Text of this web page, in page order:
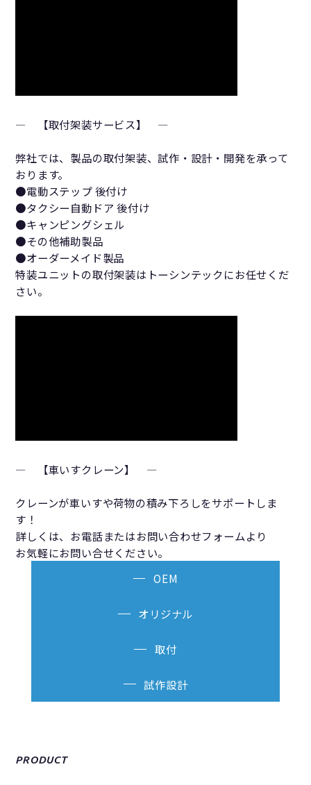
― 【取付架装サービス】 ―
弊社では、製品の取付架装、試作・設計・開発を承って
おります。
●電動ステップ 後付け
●タクシー自動ドア 後付け
●キャンピングシェル
●その他補助製品
●オーダーメイド製品
特装ユニットの取付架装はトーシンテックにお任せくだ
さい。
― 【車いすクレーン】 ―
クレーンが車いすや荷物の積み下ろしをサポートしま
す！
詳しくは、お電話またはお問い合わせフォームより
お気軽にお問い合せください。
OEM
オリジナル
取付
試作設計
PRODUCT